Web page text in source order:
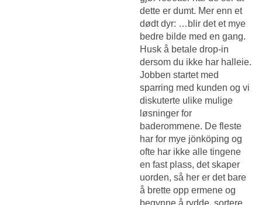
dette er dumt. Mer enn et
dødt dyr: …blir det et mye
bedre bilde med en gang.
Husk å betale drop-in
dersom du ikke har halleie.
Jobben startet med
sparring med kunden og vi
diskuterte ulike mulige
løsninger for
baderommene. De fleste
har for mye jönköping og
ofte har ikke alle tingene
en fast plass, det skaper
uorden, så her er det bare
å brette opp ermene og
begynne å rydde, sortere